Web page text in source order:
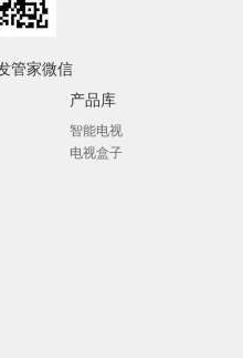
管家微信
产品库
智能电视
电视盒子